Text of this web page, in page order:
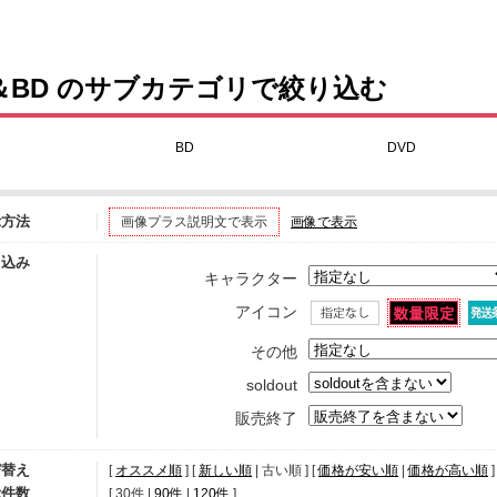
BD のサブカテゴリで絞り込む
BD DVD
法 画像プラス説明文で表示 画像で表示
み
キャラクター
アイコン
その他
soldout
販売終了
え [ オススメ順 ] [新しい順 | 古い順 ] [価格が安い順 |価格が高い順
数 [ 30件 90件 120件 ]